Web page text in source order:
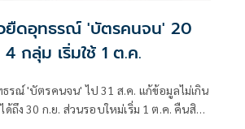
ยืดอุทธรณ์ 'บัตรคนจน' 20
กลุ่ม เริ่มใช้ 1 ต.ค.
ธรณ์ 'บัตรคนจน' ไป 31 ส.ค. แก้ข้อมูลไม่เกิน
ด้ถึง 30 ก.ย. ส่วนรอบใหม่เริ่ม 1 ต.ค. คืนสิทธิ